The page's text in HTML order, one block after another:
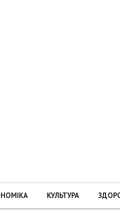
КУЛЬТУРА